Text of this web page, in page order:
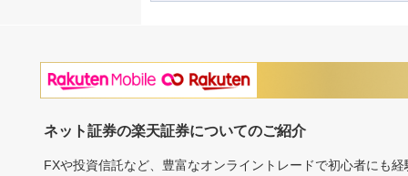
ネット証券の楽天証券についてのご紹介
FXや投資信託など、豊富なオンライントレードで初心者にも